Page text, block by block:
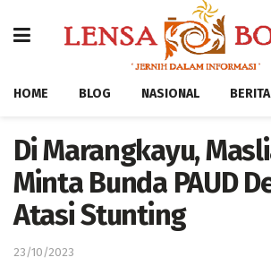
HOME BLOG NASIONAL
Di Marangkayu,
Minta Bunda PAUD
Atasi Stunting
23/10/2023